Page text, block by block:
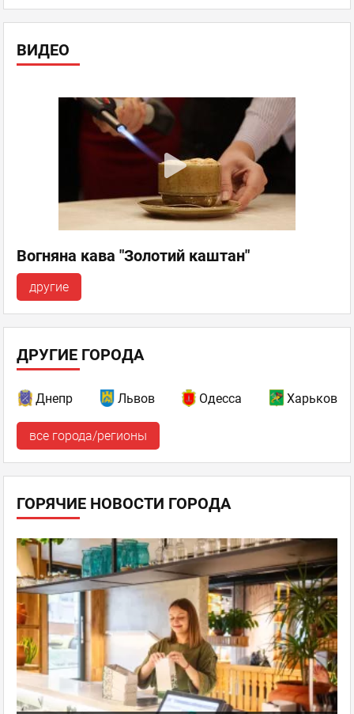
ВИДЕО
Вогняна кава "Золотий каштан"
другие
ДРУГИЕ ГОРОДА
Днепр Львов Одесса Харьков
все города/регионы
ГОРЯЧИЕ НОВОСТИ ГОРОДА